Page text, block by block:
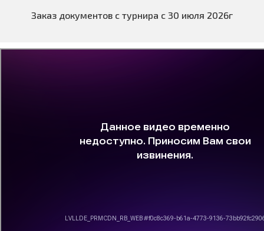
Заказ документов с турнира с 30 июля 2026г